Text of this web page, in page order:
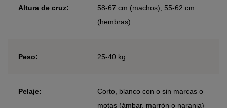
Altura de cruz:
58-67 cm (machos); 55-62 cm
(hembras)
Peso: 25-40 kg
Pelaje:
Corto, blanco con o sin marcas o
motas (ámbar, marrón o naranja)